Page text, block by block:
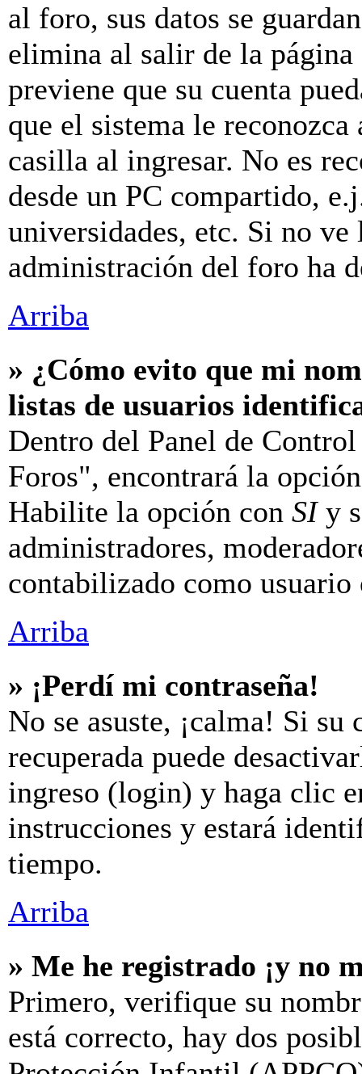
al foro, sus datos se
elimina al salir de la
previene que su cuenta
que el sistema le
casilla al ingresar. No es
desde un PC compartido,
universidades, etc. Si no
administración del foro ha
Arriba
» ¿Cómo evito que mi
listas de usuarios
Dentro del Panel de
Foros", encontrará la
Habilite la opción con SIy
administradores,
contabilizado como usuario
Arriba
» ¡Perdí mi contraseña!
No se asuste, ¡calma! Si su
recuperada puede
ingreso (login) y haga clic
instrucciones y estará
tiempo.
Arriba
» Me he registrado ¡y no
Primero, verifique su
está correcto, hay dos